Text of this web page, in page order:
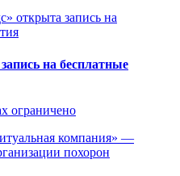
на бесплатные
ограничено